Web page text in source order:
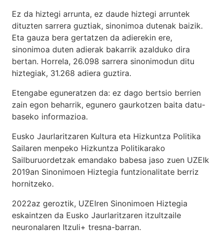
Ez da hiztegi arrunta, ez daude hiztegi arruntek
dituzten sarrera guztiak, sinonimoa dutenak baizik.
Eta gauza bera gertatzen da adierekin ere,
sinonimoa duten adierak bakarrik azalduko dira
bertan. Horrela, 26.098 sarrera sinonimodun ditu
hiztegiak, 31.268 adiera guztira.
Etengabe eguneratzen da: ez dago bertsio berrien
zain egon beharrik, egunero gaurkotzen baita datu-
baseko informazioa.
Eusko Jaurlaritzaren Kultura eta Hizkuntza Politika
Sailaren menpeko Hizkuntza Politikarako
Sailburuordetzak emandako babesa jaso zuen UZEIk
2019an Sinonimoen Hiztegia funtzionalitate berriz
hornitzeko.
2022az geroztik, UZEIren Sinonimoen Hiztegia
eskaintzen da Eusko Jaurlaritzaren itzultzaile
neuronalaren Itzuli+ tresna-barran.